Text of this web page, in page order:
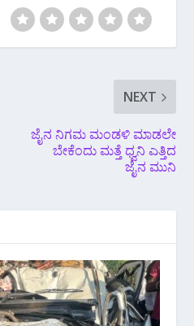
NEXT
ಜೈನ ನಿಗಮ ಮಂಡಳಿ‌ ಮಾಡಲೇ
ಬೇಕೆಂದು‌ ಮತ್ತೆ ಧ್ವನಿ ಎತ್ತಿದ
ಜೈನ ಮುನಿ